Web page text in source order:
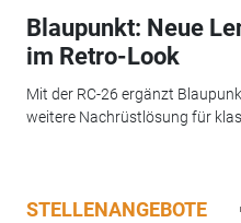
Blaupunkt: Neue
im Retro-Look
Mit der RC-26 ergänzt
weitere Nachrüstlösung für
STELLENANGEBOTE